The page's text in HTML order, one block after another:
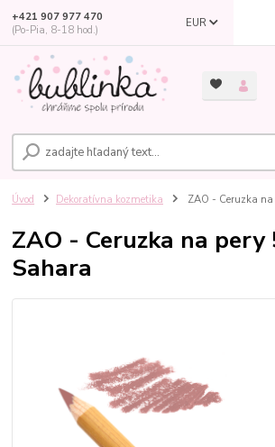
EUR
+421 907 977 470
(Po-Pia, 8-18 hod.)
Úvod Dekoratívna kozmetika ZAO - Ceruzka
ZAO - Ceruzka na pery
Sahara